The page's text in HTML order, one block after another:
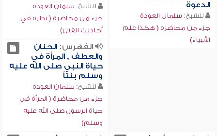
الدعوة
للشيخ: سلمان العودة
جزء من محاضرة ( هكذا علم
الأنبياء)
للشيخ: سلمان العودة
جزء من محاضرة ( نظرة في
أحاديث الفتن)
الفهرس:الحنان
والعطف , المرأة في
حياة النبي صلى الله عليه
وسلم بنتاً
للشيخ: سلمان العودة
جزء من محاضرة ( المرأة في
حياة الرسول صلى الله عليه
وسلم)